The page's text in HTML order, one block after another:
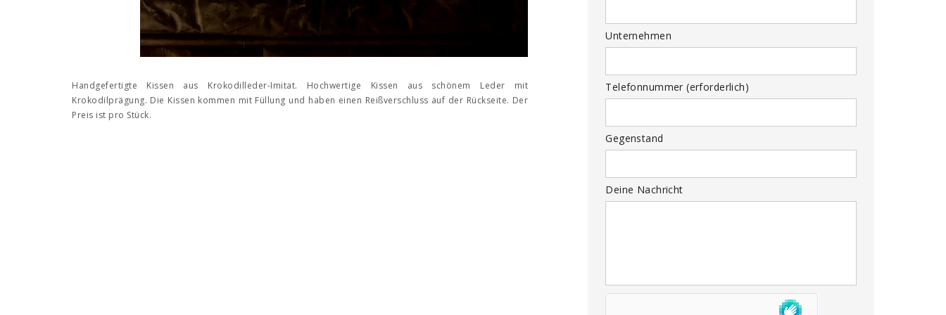
Handgefertigte Kissen aus Krokodilleder-Imitat. Hochwertige Kissen aus schönem Leder mit
Krokodilprägung. Die Kissen kommen mit Füllung und haben einen Reißverschluss auf der Rückseite. Der
Preis ist pro Stück.
Unternehmen
Telefonnummer (erforderlich)
Gegenstand
Deine Nachricht